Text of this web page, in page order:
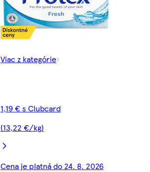
Viac z kategórie
1,19 € s Clubcard
(13,22 €/kg)
Cena je platná do 24. 8. 2026